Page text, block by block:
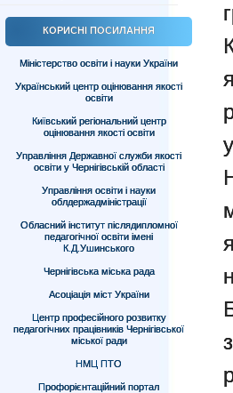
КОРИСНІ ПОСИЛАННЯ
Міністерство освіти і науки України
Український центр оцінювання якості
освіти
Київський регіональний центр
оцінювання якості освіти
Управління Державної служби якості
освіти у Чернігівській області
Управління освіти і науки
облдержадміністрації
Обласний інститут післядипломної
педагогічної освіти імені
К.Д.Ушинського
Чернігівська міська рада
Асоціація міст України
Центр професійного розвитку
педагогічних працівників Чернігівської
міської ради
НМЦ ПТО
Профорієнтаційний портал